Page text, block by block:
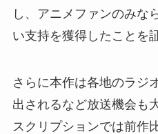
し、アニメファンのみな
い支持を獲得したことを
さらに本作は各地のラジ
出されるなど放送機会も
スクリプションでは前作